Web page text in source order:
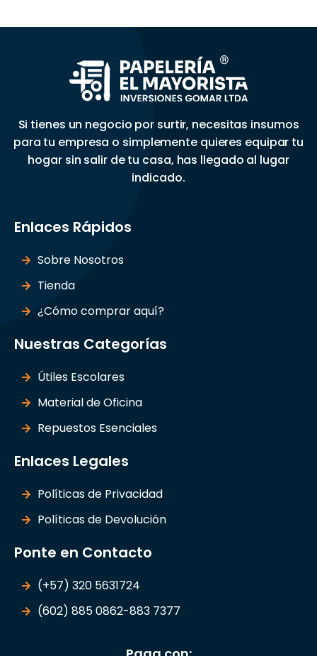
Si tienes un negocio por surtir, necesitas insumos
para tu empresa o simplemente quieres equipar tu
hogar sin salir de tu casa, has llegado al lugar
indicado.
Enlaces Rápidos
Sobre Nosotros
Tienda
¿Cómo comprar aquí?
Nuestras Categorías
Útiles Escolares
Material de Oficina
Repuestos Esenciales
Enlaces Legales
Políticas de Privacidad
Políticas de Devolución
Ponte en Contacto
(+57) 320 5631724
(602) 885 0862-883 7377